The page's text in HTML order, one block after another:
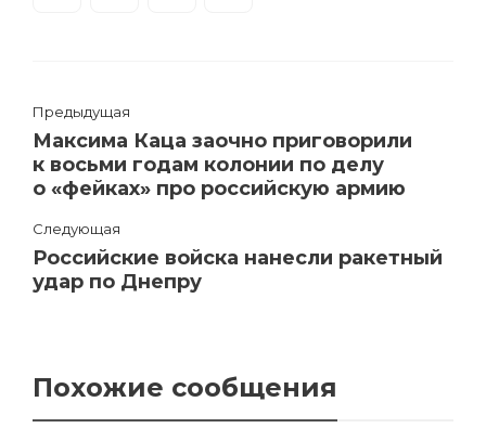
Предыдущая
Максима Каца заочно приговорили
к восьми годам колонии по делу
о «фейках» про российскую армию
Следующая
Российские войска нанесли ракетный
удар по Днепру
Похожие сообщения